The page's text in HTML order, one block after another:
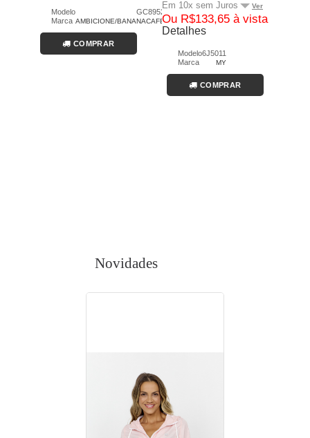
Modelo
GC8952
Marca AMBICIONE/BANANACAFÉ
COMPRAR
Modelo6J5011
Marca
MY
Em 10x sem Juros
Ver
Ou R$133,65 à vista
COMPRAR
Detalhes
Novidades